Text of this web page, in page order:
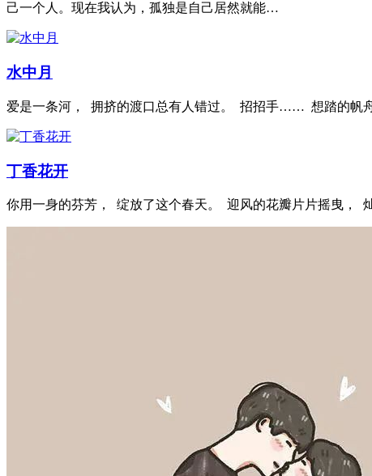
己一个人。现在我认为，孤独是自己居然就能…
水中月
爱是一条河， 拥挤的渡口总有人错过。 招招手…… 想踏的
丁香花开
你用一身的芬芳， 绽放了这个春天。 迎风的花瓣片片摇曳，